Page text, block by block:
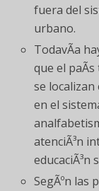
fuera del
urbano.
TodavÃ­a
que el
se localizan
en el
atenciÃ³n
educaciÃ³n
SegÃºn las